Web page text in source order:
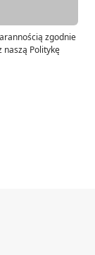
zgodnie
naszą Politykę